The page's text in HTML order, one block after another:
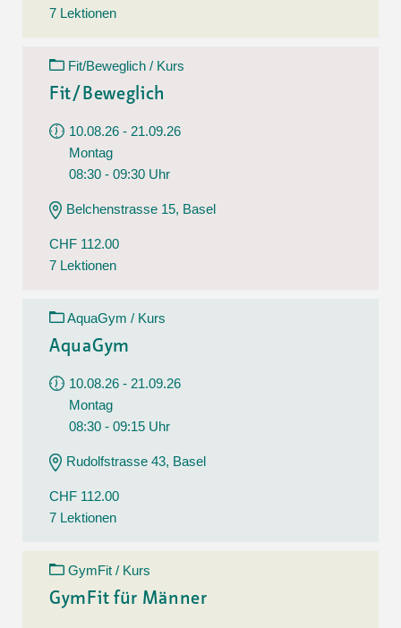
7 Lektionen
Fit/Beweglich / Kurs
Fit/Beweglich
10.08.26 - 21.09.26
Montag
08:30 - 09:30 Uhr
Belchenstrasse 15, Basel
CHF 112.00
7 Lektionen
AquaGym / Kurs
AquaGym
10.08.26 - 21.09.26
Montag
08:30 - 09:15 Uhr
Rudolfstrasse 43, Basel
CHF 112.00
7 Lektionen
GymFit / Kurs
GymFit für Männer